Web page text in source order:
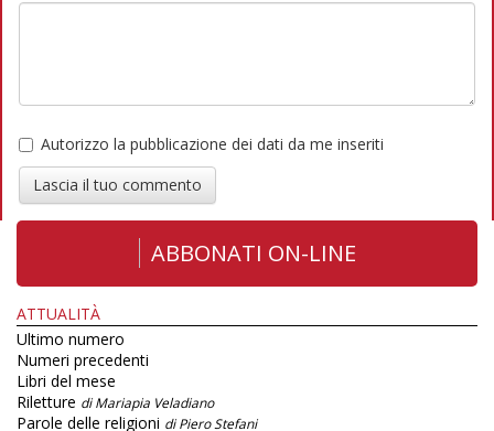
Autorizzo la pubblicazione dei dati da me inseriti
Lascia il tuo commento
ABBONATI ON-LINE
ATTUALITÀ
Ultimo numero
Numeri precedenti
Libri del mese
Riletture di Mariapia Veladiano
Parole delle religioni di Piero Stefani